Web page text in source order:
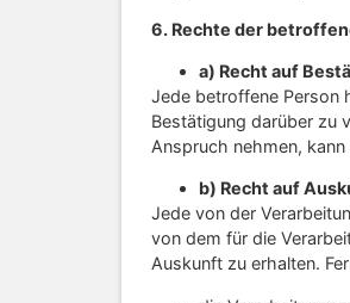
6. Rechte der
a) Recht auf
Jede betroffene Person
Bestätigung darüber zu
Anspruch nehmen,
b) Recht auf
Jede von der
von dem für die
Auskunft zu erhalten.